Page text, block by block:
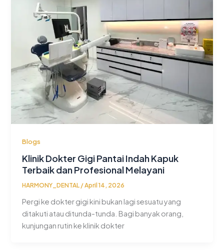
Blogs
Klinik Dokter Gigi Pantai Indah Kapuk
Terbaik dan Profesional Melayani
HARMONY_DENTAL /April 14, 2026
Pergi ke dokter gigi kini bukan lagi sesuatu yang
ditakuti atau ditunda-tunda. Bagi banyak orang,
kunjungan rutin ke klinik dokter